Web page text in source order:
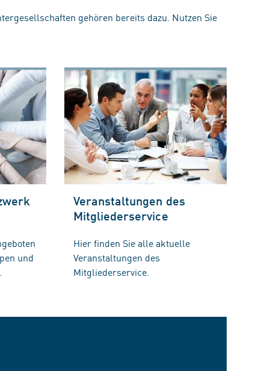
gehören bereits dazu. Nutzen Sie
und
Veranstaltungen des
Mitgliederservice
Hier finden Sie alle aktuelle
Veranstaltungen des
Mitgliederservice.